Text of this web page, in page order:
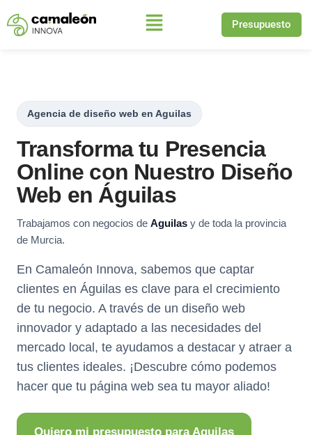
Saltar
Presupuesto
Agencia de diseño web en Aguilas
Transforma tu Presencia
Online con Nuestro Diseño
Web en Águilas
Trabajamos con negocios de Aguilas y de toda la provincia
de Murcia.
En Camaleón Innova, sabemos que captar
clientes en Águilas es clave para el crecimiento
de tu negocio. A través de un diseño web
innovador y adaptado a las necesidades del
mercado local, te ayudamos a destacar y atraer a
tus clientes ideales. ¡Descubre cómo podemos
hacer que tu página web sea tu mayor aliado!
Quiero mi presupuesto para Aguilas